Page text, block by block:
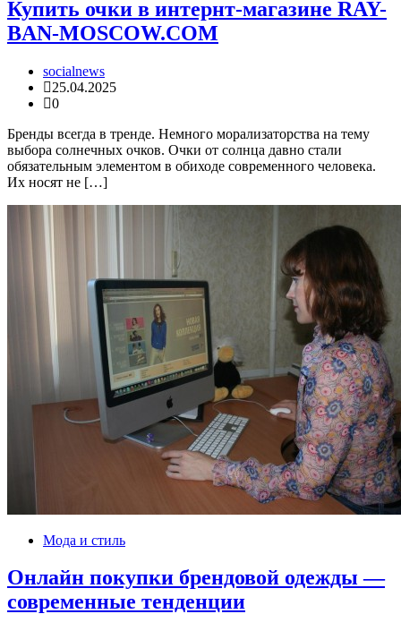
Купить очки в интернт-магазине RAY-
BAN-MOSCOW.COM
socialnews
25.04.2025
0
Бренды всегда в тренде. Немного морализаторства на тему
выбора солнечных очков. Очки от солнца давно стали
обязательным элементом в обиходе современного человека.
Их носят не […]
Мода и стиль
Онлайн покупки брендовой одежды —
современные тенденции